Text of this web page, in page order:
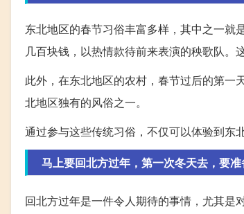
东北地区的春节习俗丰富多样，其中之一就
几百块钱，以热情款待前来表演的秧歌队。
此外，在东北地区的农村，春节过后的第一
北地区独有的风俗之一。
通过参与这些传统习俗，不仅可以体验到东
马上要回北方过年，第一次冬天去，要
回北方过年是一件令人期待的事情，尤其是